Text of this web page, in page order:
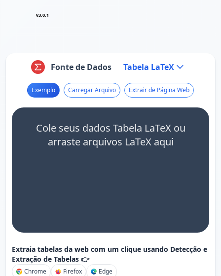
v3.0.1
Fonte de Dados Tabela LaTeX
Exemplo Carregar Arquivo Extrair de Página Web
Cole seus dados Tabela LaTeX ou
arraste arquivos LaTeX aqui
Extraia tabelas da web com um clique usando Detecção e
Extração de Tabelas 👉
Chrome Firefox Edge